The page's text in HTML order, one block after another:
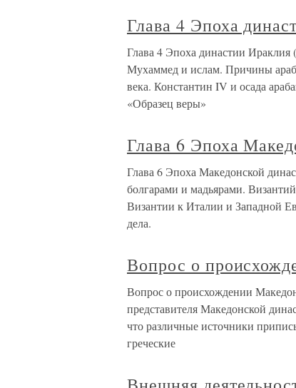
Глава 4 Эпоха
Глава 4 Эпоха династии
Мухаммед и ислам. Причины
века. Константин IV и осада
«Образец веры»
Глава 6 Эпоха
Глава 6 Эпоха Македонской
болгарами и мадьярами.
Византии к Италии и Западной
дела.
Вопрос о
Вопрос о происхождении
представителя Македонской
что различные источники
греческие